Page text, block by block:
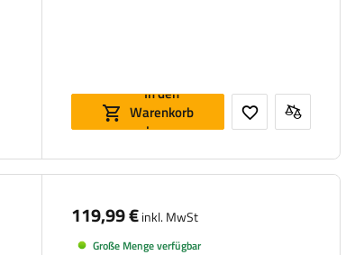
In den
Warenkorb
legen
119,99 €inkl. MwSt
Große Menge verfügbar